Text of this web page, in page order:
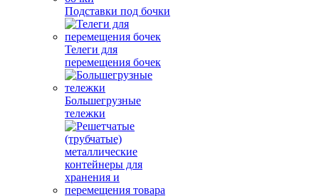
Подставки под бочки
Телеги для
перемещения бочек
Большегрузные
тележки